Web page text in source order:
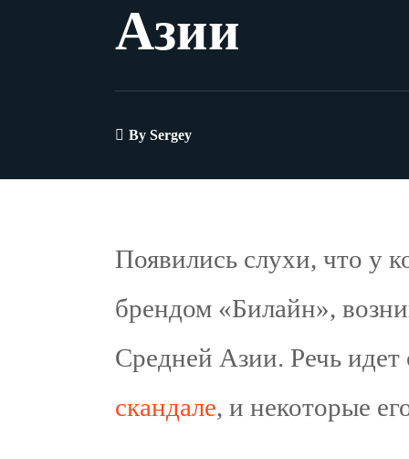
Азии
By Sergey
Появились слухи, что у
брендом «Билайн»,
Средней Азии. Речь
скандале, и некоторые